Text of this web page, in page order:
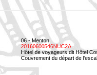
06 - Menton
20160600546NUC2A
Hôtel de voyageurs dit Hôtel
Couvrement du départ de